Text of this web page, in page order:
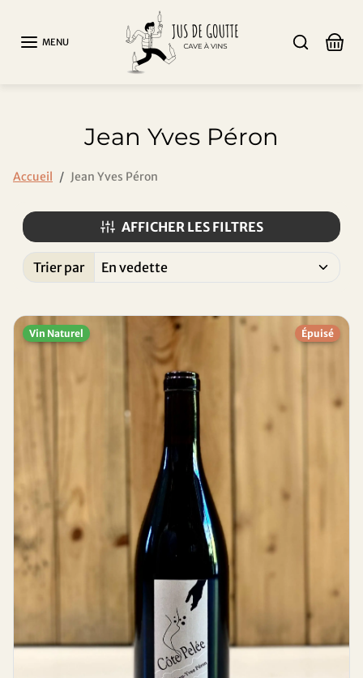
MENU
Jean Yves Péron
Accueil Jean Yves Péron
AFFICHER LES FILTRES
Trier par
Vin Naturel Épuisé